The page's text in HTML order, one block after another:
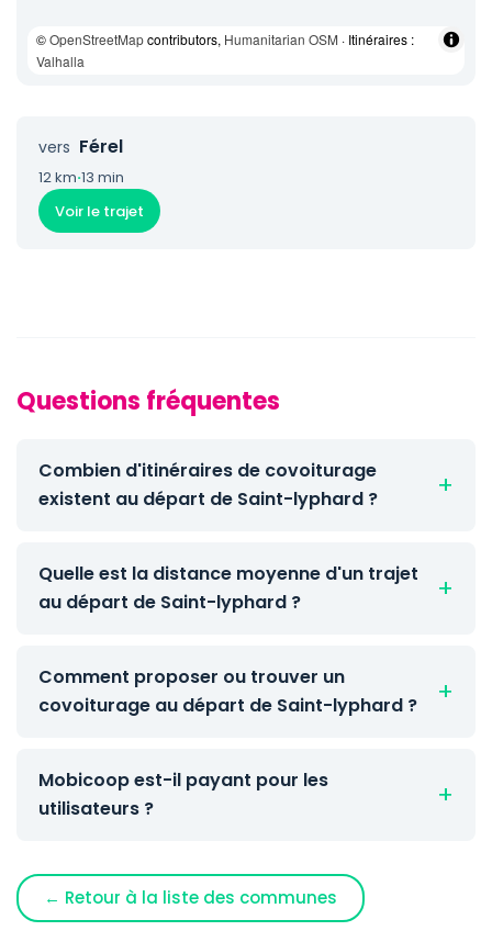
©OpenStreetMapcontributors, Humanitarian OSM · Itinéraires :
Valhalla
vers Férel
12 km·13 min
Voir le trajet
Questions fréquentes
Combien d'itinéraires de covoiturage
existent au départ de Saint-lyphard ?
Quelle est la distance moyenne d'un trajet
au départ de Saint-lyphard ?
Comment proposer ou trouver un
covoiturage au départ de Saint-lyphard ?
Mobicoop est-il payant pour les
utilisateurs ?
← Retour à la liste des communes